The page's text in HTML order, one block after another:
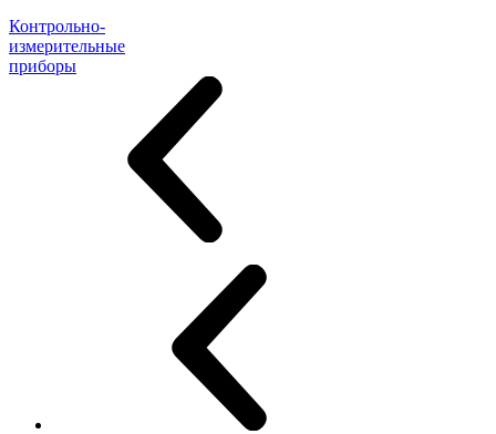
Контрольно-
измерительные
приборы